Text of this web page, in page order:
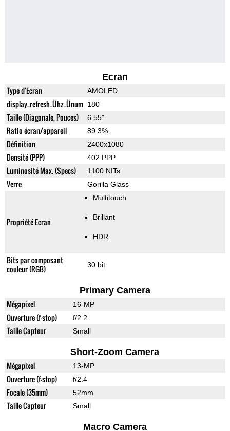
Ecran
Type d'Ecran AMOLED
display_refresh_Ühz_Ünum 180
Taille (Diagonale, Pouces) 6.55"
Ratio écran/appareil 89.3%
Définition 2400x1080
Densité (PPP) 402 PPP
Luminosité Max. (Specs) 1100 NITs
Verre Gorilla Glass
Propriété Ecran
Multitouch
Brillant
HDR
Bits par composant
couleur (RGB)
30 bit
Primary Camera
Mégapixel 16-MP
Ouverture (f-stop) f/2.2
Taille Capteur Small
Short-Zoom Camera
Mégapixel 13-MP
Ouverture (f-stop) f/2.4
Focale (35mm) 52mm
Taille Capteur Small
Macro Camera